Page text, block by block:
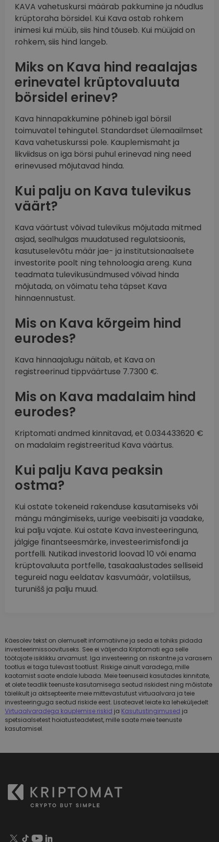
KAVA vahetuskursi määrab pakkumine ja nõudlus
krüptoraha börsidel. Kui Kava ostab rohkem
inimesi kui müüb, siis hind tõuseb. Kui müüjaid on
rohkem, siis hind langeb.
Miks on Kava hind reaalajas
erinevatel krüptovaluuta
börsidel erinev?
Kava hinnapakkumine põhineb igal börsil
toimuvatel tehingutel. Standardset ülemaailmset
Kava vahetuskurssi pole. Kauplemismaht ja
likviidsus on iga börsi puhul erinevad ning need
erinevused mõjutavad hinda.
Kui palju on Kava tulevikus
väärt?
Kava väärtust võivad tulevikus mõjutada mitmed
asjad, sealhulgas muudatused regulatsioonis,
kasutuselevõtu määr jae- ja institutsionaalsete
investorite poolt ning tehnoloogia areng. Kuna
teadmata tulevikusündmused võivad hinda
mõjutada, on võimatu teha täpset Kava
hinnaennustust.
Mis on Kava kõrgeim hind
eurodes?
Kava hinnaajalugu näitab, et Kava on
registreerinud tippväärtuse 7.7300 €.
Mis on Kava madalaim hind
eurodes?
Kriptomati andmed kinnitavad, et 0.034433620 €
on madalaim registreeritud Kava väärtus.
Kui palju Kava peaksin
ostma?
Kui ostate tokeneid rakenduse kasutamiseks või
mängu mängimiseks, uurige veebisaiti ja vaadake,
kui palju vajate. Kui ostate Kava investeeringuna,
jälgige finantseesmärke, investeerimisfondi ja
portfelli. Nutikad investorid loovad 10 või enama
krüptovaluuta portfelle, tasakaalustades selliseid
tegureid nagu eeldatav kasvumäär, volatiilsus,
turunišš ja palju muud.
Käesolev tekst on olemuselt informatiivne ja seda ei tohiks pidada
investeerimissoovituseks. See ei väljenda Kriptomati ega selle
töötajate isiklikku arvamust. Iga investeering on riskantne ja varasem
tootlus ei taga tulevast tootlust. Riskige ainult varadega, mille
kaotamist saate endale lubada. Meie teenuseid kasutades kinnitate,
et olete teadlik teenuste kasutamisega seotud riskidest ning mõistate
täielikult ja aktsepteerite meie mittevastutust virtuaalvara ja teie
investeeringuga seotud riskide eest. Lisateavet leiate ka leheküljedelt
Virtuaalvaradega kauplemise riskid ja Kasutustingimused ja
spetsiaalsetest hoiatusteadetest, mille saate meie teenuste
kasutamisel.